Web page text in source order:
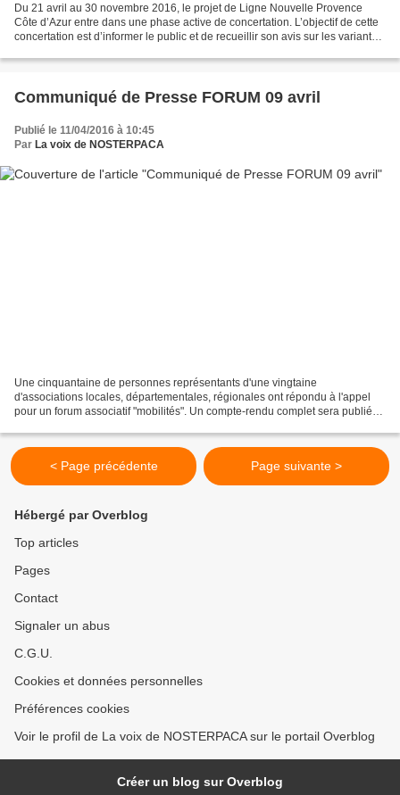
Du 21 avril au 30 novembre 2016, le projet de Ligne Nouvelle Provence
Côte d’Azur entre dans une phase active de concertation. L’objectif de cette
concertation est d’informer le public et de recueillir son avis sur les variantes
Communiqué de Presse FORUM 09 avril
Publié le 11/04/2016 à 10:45
Par La voix de NOSTERPACA
Une cinquantaine de personnes représentants d'une vingtaine
d'associations locales, départementales, régionales ont répondu à l'appel
pour un forum associatif "mobilités". Un compte-rendu complet sera publié
< Page précédente Page suivante >
Hébergé par Overblog
Top articles
Pages
Contact
Signaler un abus
C.G.U.
Cookies et données personnelles
Préférences cookies
Voir le profil de La voix de NOSTERPACA sur le portail Overblog
Créer un blog sur Overblog